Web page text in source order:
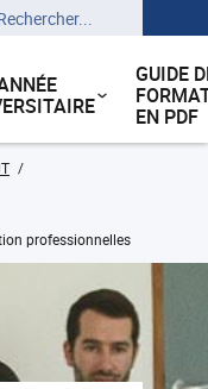
GUIDE
EN PDF
professionnelles